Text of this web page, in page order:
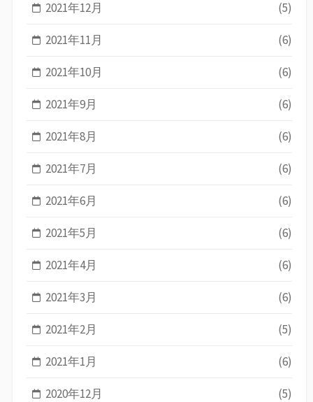
2021年12月 (5)
2021年11月 (6)
2021年10月 (6)
2021年9月 (6)
2021年8月 (6)
2021年7月 (6)
2021年6月 (6)
2021年5月 (6)
2021年4月 (6)
2021年3月 (6)
2021年2月 (5)
2021年1月 (6)
2020年12月 (5)